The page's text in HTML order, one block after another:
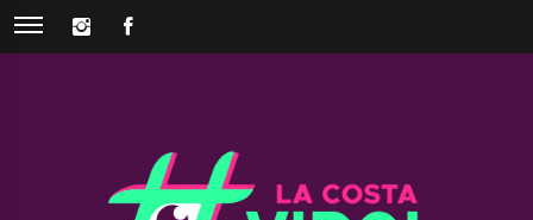
Skip
INSTAGRAM